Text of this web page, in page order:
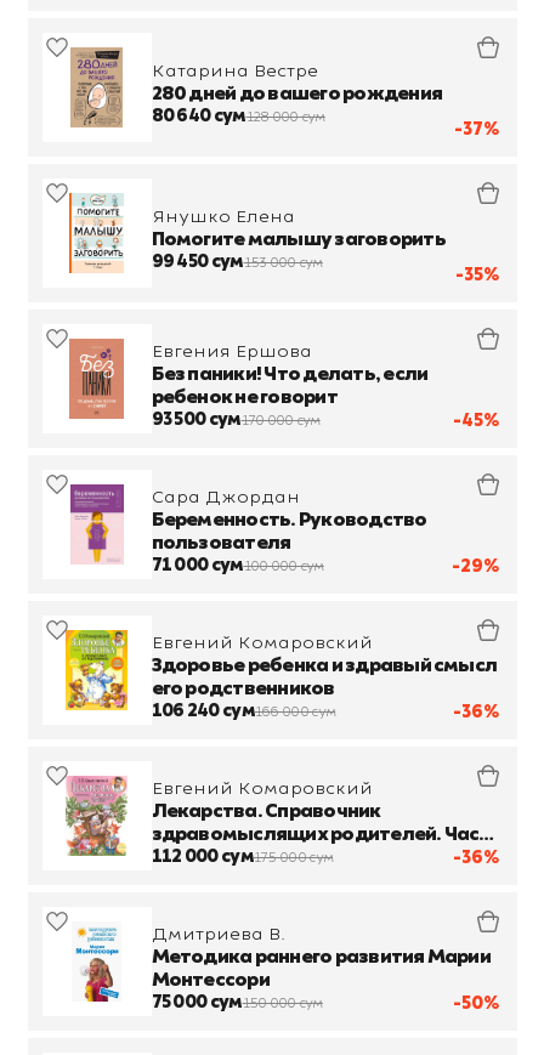
-37%
Катарина Вестре
280 дней до вашего рождения
80 640 сум128 000 сум
-35%
Янушко Елена
Помогите малышу заговорить
99 450 сум153 000 сум
-45%
Евгения Ершова
Без паники! Что делать, если
ребенок не говорит
93 500 сум170 000 сум
-29%
Сара Джордан
Беременность. Руководство
пользователя
71 000 сум100 000 сум
-36%
Евгений Комаровский
Здоровье ребенка и здравый смысл
его родственников
106 240 сум166 000 сум
-36%
Евгений Комаровский
Лекарства. Справочник
здравомыслящих родителей. Часть
3
112 000 сум175 000 сум
-50%
Дмитриева В.
Методика раннего развития Марии
Монтессори
75 000 сум150 000 сум